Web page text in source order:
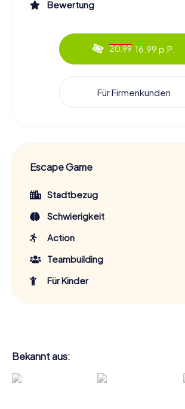
Bewertung
20.99 16.99 p.P.
Für Firmenkunden
Escape Game
Stadtbezug
Schwierigkeit
Action
Teambuilding
Für Kinder
Bekannt aus: